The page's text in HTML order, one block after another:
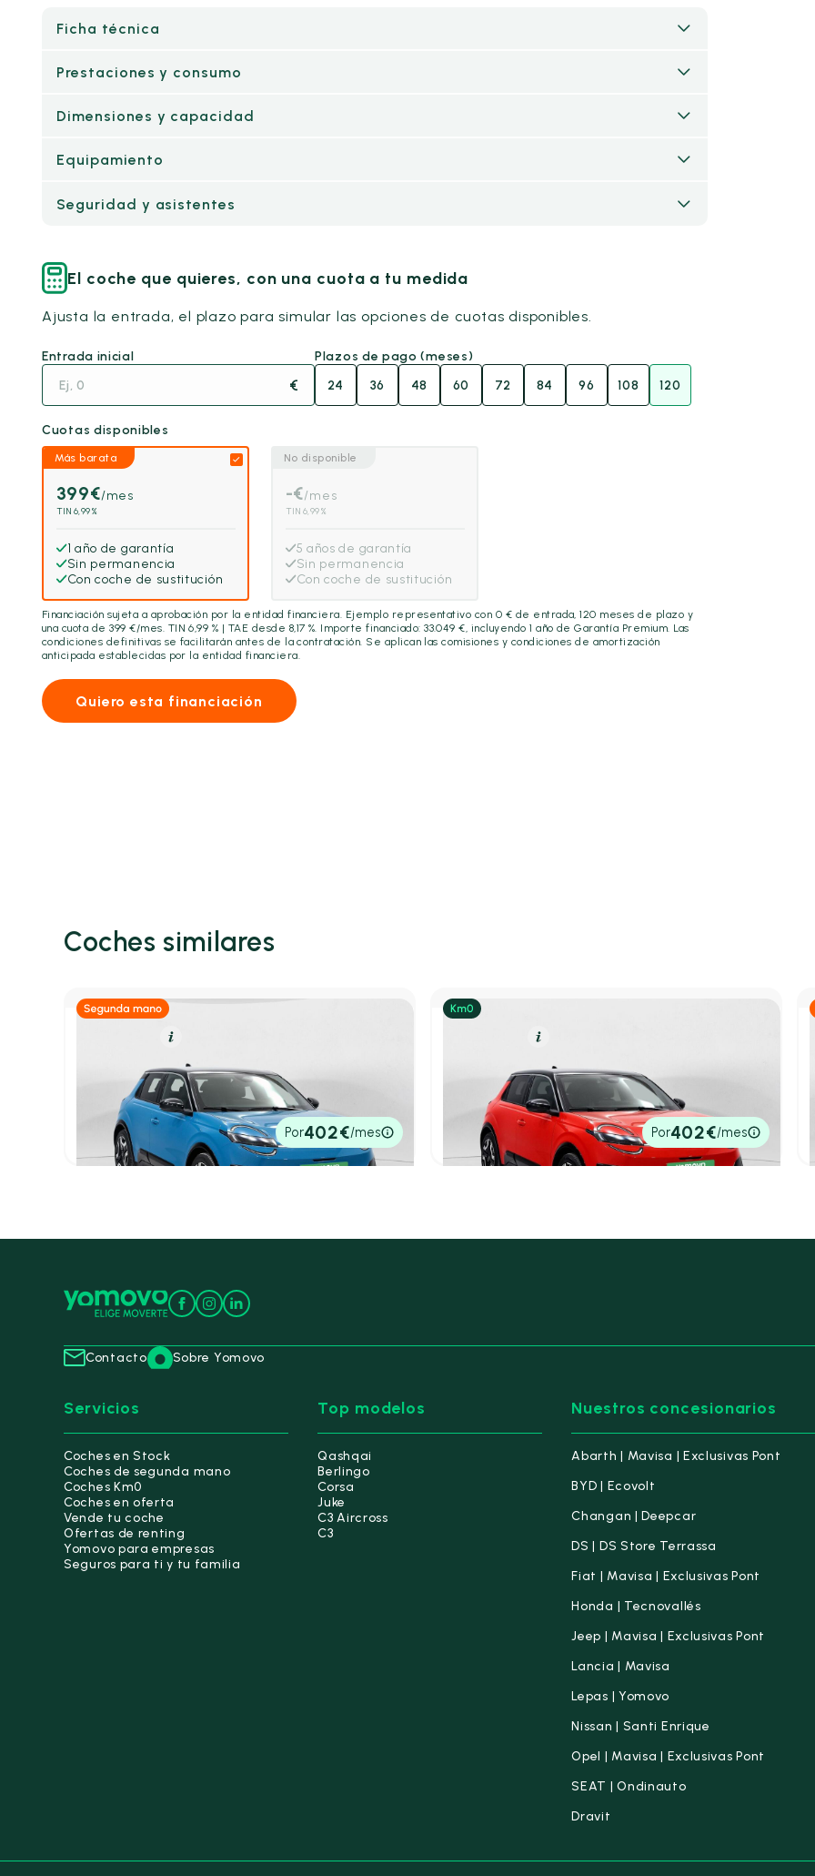
Ficha técnica
Prestaciones y consumo
Dimensiones y capacidad
Equipamiento
Seguridad y asistentes
El coche que quieres, con una cuota a tu medida
Ajusta la entrada, el plazo para simular las opciones de cuotas disponibles.
Entrada inicial
€
Plazos de pago (meses)
24
36 48 60 72 84 96 108 120
Cuotas disponibles
Más barata
399€/mes
TIN 6,99%
1 año de garantía
Sin permanencia
Con coche de sustitución
No disponible
-€/mes
TIN 6,99%
5 años de garantía
Sin permanencia
Con coche de sustitución
Financiación sujeta a aprobación por la entidad financiera. Ejemplo representativo con 0 € de entrada,120 meses de plazo y
una cuota de399 €/mes. TIN 6,99 % | TAE desde 8,17 %. Importe financiado:33.049 €, incluyendo1 año de Garantía Premium. Las
condiciones definitivas se facilitarán antes de la contratación. Se aplican las comisiones y condiciones de amortización
anticipada establecidas por la entidad financiera.
Quiero esta financiación
Coches similares
Nissan Micra
Long Range 4x2 Tekna
1.144 km150cvAutomático
30.900€
P.V.P. contado
Por402€/mes
Nissan Micra
Long Range 4x2 Tekna
1 km150cvAutomático
30.900€
P.V.P. contado
Por402€/mes
Contacto Sobre Yomovo
Servicios
Coches en Stock
Coches de segunda mano
Coches Km0
Coches en oferta
Vende tu coche
Ofertas de renting
Yomovo para empresas
Seguros para ti y tu familia
Top modelos
Qashqai
Berlingo
Corsa
Juke
C3 Aircross
C3
Nuestros concesionarios
Abarth | Mavisa | Exclusivas Pont
BYD | Ecovolt
Changan | Deepcar
DS | DS Store Terrassa
Fiat | Mavisa | Exclusivas Pont
Honda | Tecnovallés
Jeep | Mavisa | Exclusivas Pont
Lancia | Mavisa
Lepas | Yomovo
Nissan | Santi Enrique
Opel | Mavisa | Exclusivas Pont
SEAT | Ondinauto
Dravit